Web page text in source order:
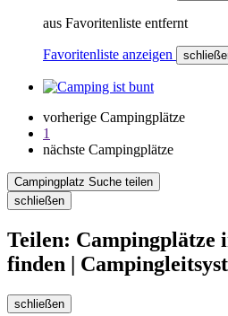
aus Favoritenliste entfernt
Favoritenliste anzeigen
vorherige Campingplätze
1
nächste Campingplätze
Campingplatz Suche teilen
schließen
Teilen: Campingplätze
finden |
schließen